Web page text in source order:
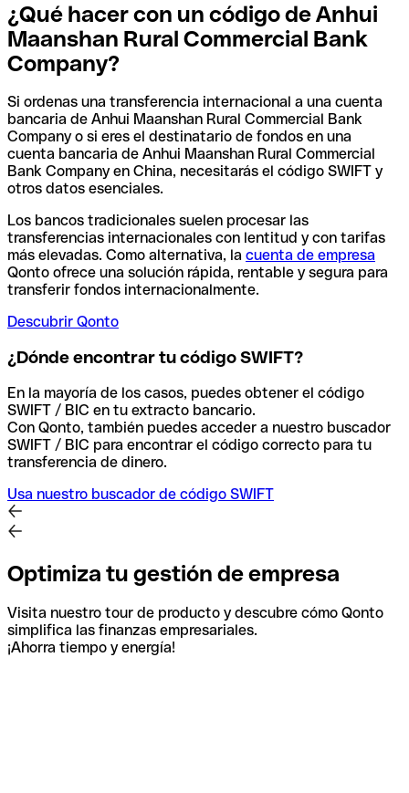
¿Qué hacer con un código de Anhui
Maanshan Rural Commercial Bank
Company?
Si ordenas una transferencia internacional a una cuenta
bancaria de Anhui Maanshan Rural Commercial Bank
Company o si eres el destinatario de fondos en una
cuenta bancaria de Anhui Maanshan Rural Commercial
Bank Company en China, necesitarás el código SWIFT y
otros datos esenciales.
Los bancos tradicionales suelen procesar las
transferencias internacionales con lentitud y con tarifas
más elevadas. Como alternativa, la cuenta de empresa
Qonto ofrece una solución rápida, rentable y segura para
transferir fondos internacionalmente.
Descubrir Qonto
¿Dónde encontrar tu código SWIFT?
En la mayoría de los casos, puedes obtener el código
SWIFT / BIC en tu extracto bancario.
Con Qonto, también puedes acceder a nuestro buscador
SWIFT / BIC para encontrar el código correcto para tu
transferencia de dinero.
Usa nuestro buscador de código SWIFT
Optimiza tu gestión de empresa
Visita nuestro tour de producto y descubre cómo Qonto
simplifica las finanzas empresariales.
¡Ahorra tiempo y energía!